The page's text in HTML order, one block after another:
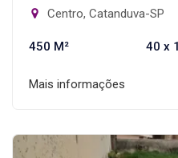
Centro, Catanduva-SP
450 M² 40 x
Mais informações